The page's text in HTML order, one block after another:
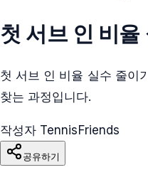
첫 서브 인 비율
첫 서브 인 비율 실수 줄이
찾는 과정입니다.
작성자 TennisFriends
공유하기